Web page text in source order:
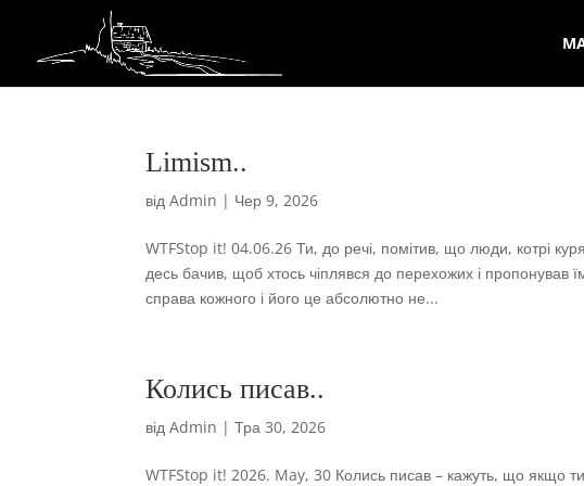
Limism..
відAdmin | Чер 9, 2026
WTFStop it! 04.06.26 Ти, до речі, помітив, що люди, котрі
десь бачив, щоб хтось чіплявся до перехожих і пропонував
справа кожного і його це абсолютно не...
Колись писав..
відAdmin |Тра 30, 2026
WTFStop it! 2026. May, 30 Колись писав – кажуть, що якщо